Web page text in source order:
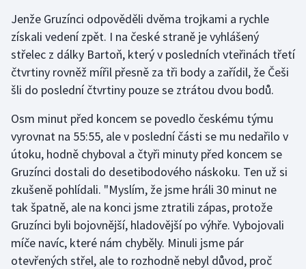
Triatlon
Veslování
Volejbal
Ostatní
Jenže Gruzínci odpověděli dvěma trojkami a rychle
získali vedení zpět. I na české straně je vyhlášený
střelec z dálky Bartoň, který v posledních vteřinách třetí
čtvrtiny rovněž mířil přesně za tři body a zařídil, že Češi
šli do poslední čtvrtiny pouze se ztrátou dvou bodů.
Osm minut před koncem se povedlo českému týmu
vyrovnat na 55:55, ale v poslední části se mu nedařilo v
útoku, hodně chyboval a čtyři minuty před koncem se
Gruzínci dostali do desetibodového náskoku. Ten už si
zkušeně pohlídali. "Myslím, že jsme hráli 30 minut ne
tak špatně, ale na konci jsme ztratili zápas, protože
Gruzínci byli bojovnější, hladovější po výhře. Vybojovali
míče navíc, které nám chyběly. Minuli jsme pár
otevřených střel, ale to rozhodně nebyl důvod, proč